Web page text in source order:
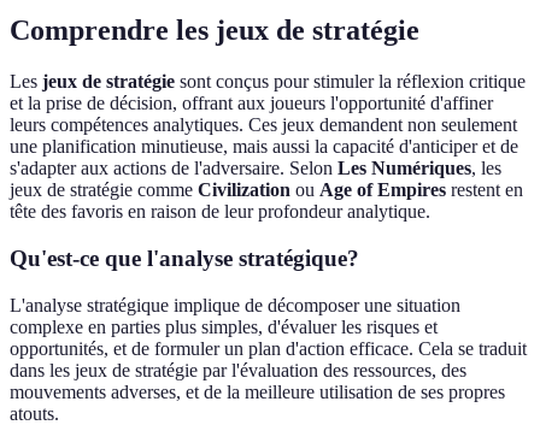
Comprendre les jeux de stratégie
Les jeux de stratégie sont conçus pour stimuler la réflexion critique
et la prise de décision, offrant aux joueurs l'opportunité d'affiner
leurs compétences analytiques. Ces jeux demandent non seulement
une planification minutieuse, mais aussi la capacité d'anticiper et de
s'adapter aux actions de l'adversaire. Selon Les Numériques, les
jeux de stratégie comme Civilization ou Age of Empires restent en
tête des favoris en raison de leur profondeur analytique.
Qu'est-ce que l'analyse stratégique?
L'analyse stratégique implique de décomposer une situation
complexe en parties plus simples, d'évaluer les risques et
opportunités, et de formuler un plan d'action efficace. Cela se traduit
dans les jeux de stratégie par l'évaluation des ressources, des
mouvements adverses, et de la meilleure utilisation de ses propres
atouts.